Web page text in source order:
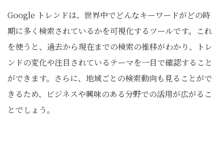
Google トレンドは、世界中でどんなキーワードがどの時
期に多く検索されているかを可視化するツールです。これ
を使うと、過去から現在までの検索の推移がわかり、トレ
ンドの変化や注目されているテーマを一目で確認すること
ができます。さらに、地域ごとの検索動向も見ることがで
きるため、ビジネスや興味のある分野での活用が広がるこ
とでしょう。